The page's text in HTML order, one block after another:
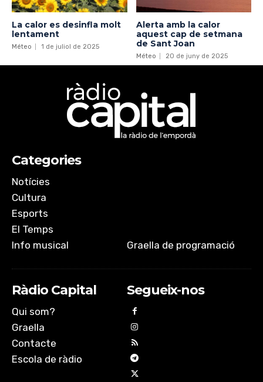
La calor es desinfla molt
lentament
Méteo 1 de juliol de 2025
Alerta amb la calor
aquest cap de setmana
de Sant Joan
Méteo 20 de juny de 2025
Categories
Notícies
Cultura
Esports
El Temps
Info musical
Graella de programació
Ràdio Capital
Qui som?
Graella
Contacte
Escola de ràdio
Segueix-nos